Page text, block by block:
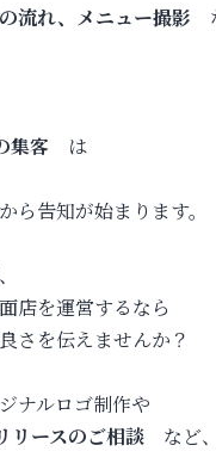
流れ、メニュー撮影
集客 は
ら告知が始まります。
店を運営するなら
さを伝えませんか？
ナルロゴ制作や
リースのご相談 など